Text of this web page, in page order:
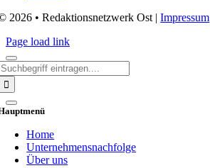
2026 • Redaktionsnetzwerk Ost |Impressum
Page load link
Home
Unternehmensnachfolge
Über uns